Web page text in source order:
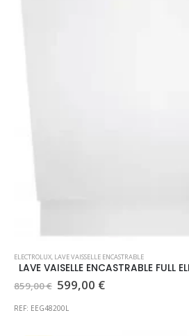
ELECTROLUX, LAVE VAISSELLE ENCASTRABLE
LAVE VAISELLE ENCASTRABLE FULL
859,00€ Le
initial
599,00 €Le
REF: EEG48200L